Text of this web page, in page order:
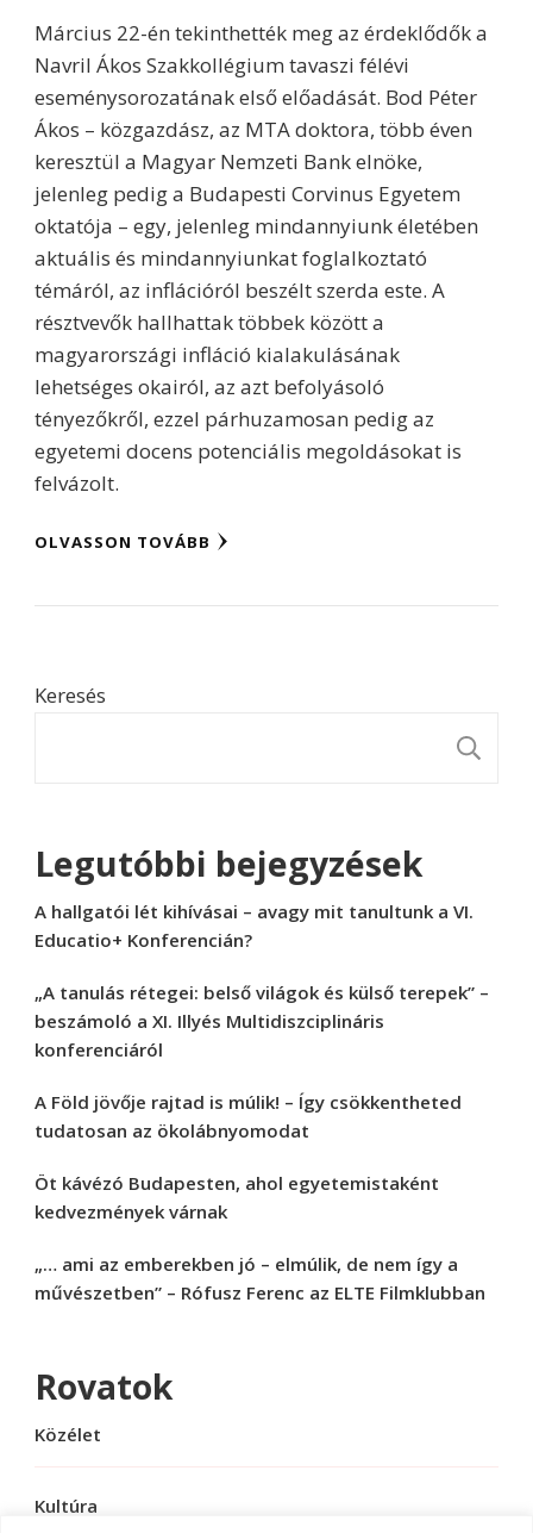
Március 22-én tekinthették meg az érdeklődők a
Navril Ákos Szakkollégium tavaszi félévi
eseménysorozatának első előadását. Bod Péter
Ákos – közgazdász, az MTA doktora, több éven
keresztül a Magyar Nemzeti Bank elnöke,
jelenleg pedig a Budapesti Corvinus Egyetem
oktatója – egy, jelenleg mindannyiunk életében
aktuális és mindannyiunkat foglalkoztató
témáról, az inflációról beszélt szerda este. A
résztvevők hallhattak többek között a
magyarországi infláció kialakulásának
lehetséges okairól, az azt befolyásoló
tényezőkről, ezzel párhuzamosan pedig az
egyetemi docens potenciális megoldásokat is
felvázolt.
OLVASSON TOVÁBB
Keresés
Legutóbbi bejegyzések
A hallgatói lét kihívásai – avagy mit tanultunk a VI.
Educatio+ Konferencián?
„A tanulás rétegei: belső világok és külső terepek” –
beszámoló a XI. Illyés Multidiszciplináris
konferenciáról
A Föld jövője rajtad is múlik! – Így csökkentheted
tudatosan az ökolábnyomodat
Öt kávézó Budapesten, ahol egyetemistaként
kedvezmények várnak
„… ami az emberekben jó – elmúlik, de nem így a
művészetben” – Rófusz Ferenc az ELTE Filmklubban
Rovatok
Közélet
Kultúra